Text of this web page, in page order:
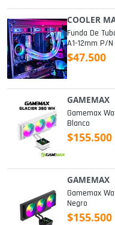
COOLER
Funda De
A1-
$47.500
GAMEMAX
Gamemax
Blanco
$155.500
GAMEMAX
Gamemax
Negro
$155.500